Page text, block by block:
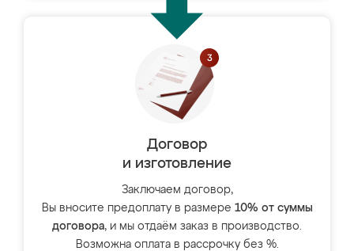
Договор
и изготовление
Заключаем договор,
Вы вносите предоплату в размере 10% от суммы
договора, и мы отдаём заказ в производство.
Возможна оплата в рассрочку без %.